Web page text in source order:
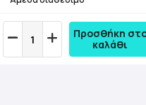
Προσθήκη
καλάθι